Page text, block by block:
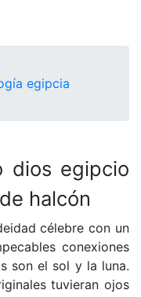
egipcia
dios egipcio
halcón
célebre con un
conexiones
son el sol y la luna.
tuvieran ojos